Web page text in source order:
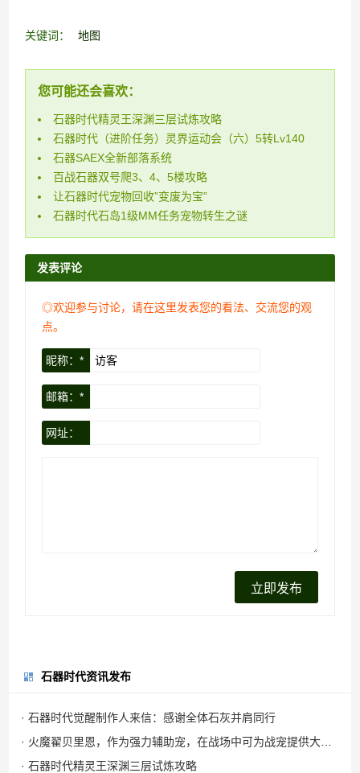
关键词： 地图
您可能还会喜欢：
石器时代精灵王深渊三层试炼攻略
石器时代（进阶任务）灵界运动会（六）5转Lv140
石器SAEX全新部落系统
百战石器双号爬3、4、5楼攻略
让石器时代宠物回收”变废为宝”
石器时代石岛1级MM任务宠物转生之谜
发表评论
◎欢迎参与讨论，请在这里发表您的看法、交流您的观
点。
昵称：*
邮箱：*
网址：
石器时代资讯发布
· 石器时代觉醒制作人来信：感谢全体石灰并肩同行
· 石器时代精灵王深渊三层试炼攻略